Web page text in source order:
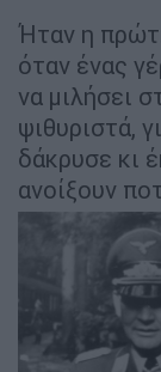
Ήταν η
όταν ένας
να μιλήσει
ψιθυριστά,
δάκρυσε κι
ανοίξουν